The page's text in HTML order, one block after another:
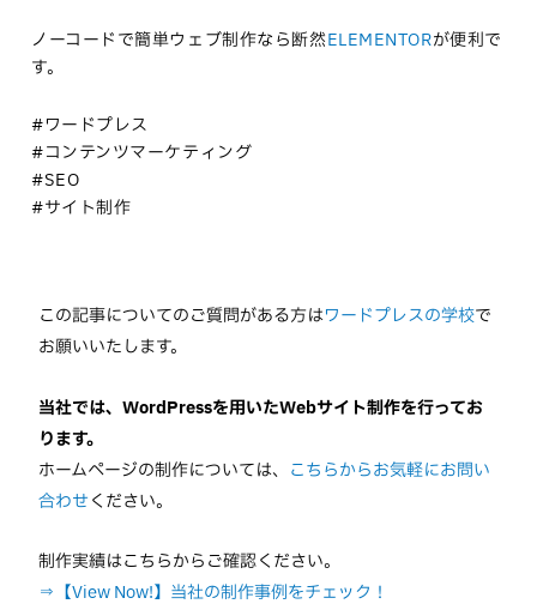
ノーコードで簡単ウェブ制作なら断然ELEMENTORが便利で
す。
#ワードプレス
#コンテンツマーケティング
#SEO
#サイト制作
この記事についてのご質問がある方はワードプレスの学校で
お願いいたします。
当社では、WordPressを用いたWebサイト制作を行ってお
ります。
ホームページの制作については、 こちらからお気軽にお問い
合わせください。
制作実績はこちらからご確認ください。
⇒【View Now!】当社の制作事例をチェック！